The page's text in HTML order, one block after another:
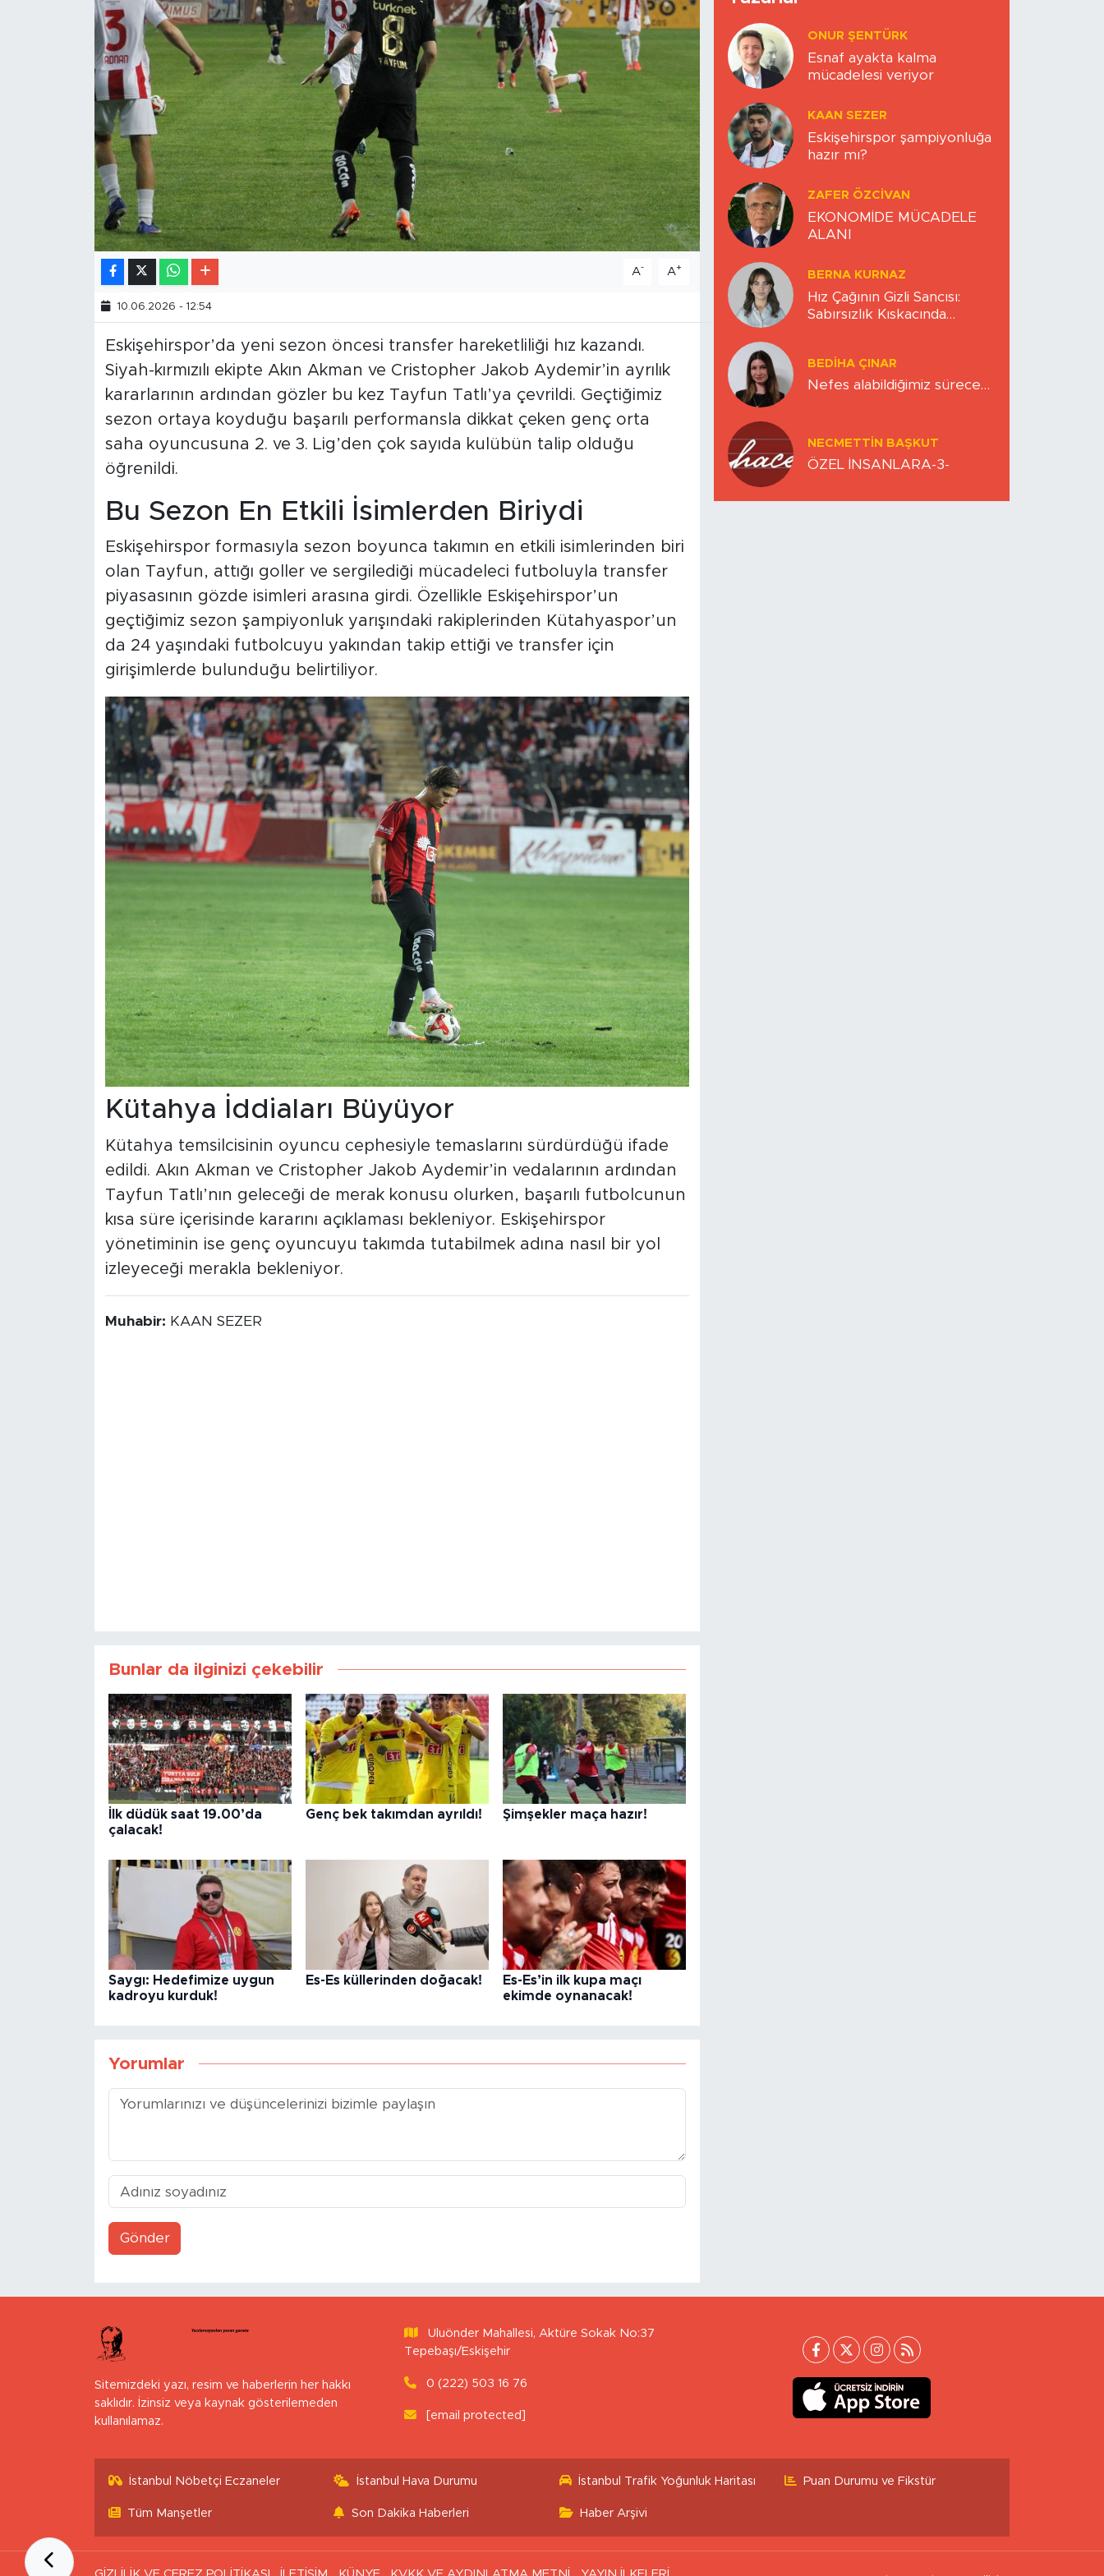
A- A+
10.06.2026 - 12:54
Eskişehirspor’da yeni sezon öncesi transfer hareketliliği hız kazandı.
Siyah-kırmızılı ekipte Akın Akman ve Cristopher Jakob Aydemir’in ayrılık
kararlarının ardından gözler bu kez Tayfun Tatlı’ya çevrildi. Geçtiğimiz
sezon ortaya koyduğu başarılı performansla dikkat çeken genç orta
saha oyuncusuna 2. ve 3. Lig’den çok sayıda kulübün talip olduğu
öğrenildi.
Bu Sezon En Etkili İsimlerden Biriydi
Eskişehirspor formasıyla sezon boyunca takımın en etkili isimlerinden biri
olan Tayfun, attığı goller ve sergilediği mücadeleci futboluyla transfer
piyasasının gözde isimleri arasına girdi. Özellikle Eskişehirspor’un
geçtiğimiz sezon şampiyonluk yarışındaki rakiplerinden Kütahyaspor’un
da 24 yaşındaki futbolcuyu yakından takip ettiği ve transfer için
girişimlerde bulunduğu belirtiliyor.
Kütahya İddiaları Büyüyor
Kütahya temsilcisinin oyuncu cephesiyle temaslarını sürdürdüğü ifade
edildi. Akın Akman ve Cristopher Jakob Aydemir’in vedalarının ardından
Tayfun Tatlı’nın geleceği de merak konusu olurken, başarılı futbolcunun
kısa süre içerisinde kararını açıklaması bekleniyor. Eskişehirspor
yönetiminin ise genç oyuncuyu takımda tutabilmek adına nasıl bir yol
izleyeceği merakla bekleniyor.
Muhabir: KAAN SEZER
Bunlar da ilginizi çekebilir
İlk düdük saat 19.00’da
çalacak!
Genç bek takımdan ayrıldı! Şimşekler maça hazır!
Saygı: Hedefimize uygun
kadroyu kurduk!
Es-Es küllerinden doğacak!
Es-Es’in ilk kupa maçı
ekimde oynanacak!
Yorumlar
Gönder
ONUR ŞENTÜRK
Esnaf ayakta kalma
mücadelesi veriyor
KAAN SEZER
Eskişehirspor şampiyonluğa
hazır mı?
ZAFER ÖZCIVAN
EKONOMİDE MÜCADELE
ALANI
BERNA KURNAZ
Hız Çağının Gizli Sancısı:
Sabırsızlık Kıskacında
BEDIHA ÇINAR
Nefes alabildiğimiz sürece…
NECMETTIN BAŞKUT
ÖZEL İNSANLARA-3-
Sitemizdeki yazı, resim ve haberlerin her hakkı
saklıdır. İzinsiz veya kaynak gösterilemeden
kullanılamaz.
Uluönder Mahallesi, Aktüre Sokak No:37
Tepebaşı/Eskişehir
0 (222) 503 16 76
[email protected]
İstanbul Nöbetçi Eczaneler İstanbul Hava Durumu İstanbul Trafik Yoğunluk Haritası Puan Durumu ve Fikstür
Tüm Manşetler Son Dakika Haberleri Haber Arşivi